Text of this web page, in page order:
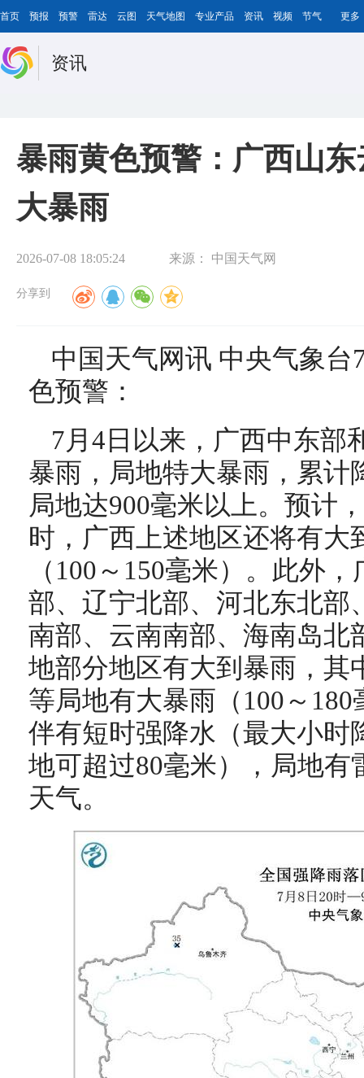
首页 预报 预警 雷达 云图 天气地图 专业产品 资讯 视频 节气 更多
资讯
暴雨黄色预警：广西山
大暴雨
2026-07-08 18:05:24 来源： 中国天气网
分享到
中国天气网讯 中央气象台
色预警：
7月4日以来，广西中东部
暴雨，局地特大暴雨，累计
局地达900毫米以上。预计
时，广西上述地区还将有大
（100～150毫米）。此外
部、辽宁北部、河北东北部
南部、云南南部、海南岛北
地部分地区有大到暴雨，其
等局地有大暴雨（100～
伴有短时强降水（最大小时
地可超过80毫米），局地
天气。